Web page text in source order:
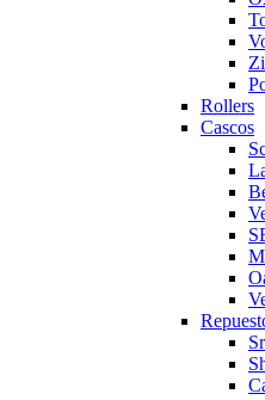
Rollers
Cascos